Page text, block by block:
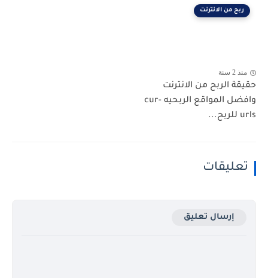
ربح من الانترنت
منذ 2 سنة
حقيقة الربح من الانترنت
وافضل المواقع الربحيه cur-
urls للربح...
تعليقات
إرسال تعليق